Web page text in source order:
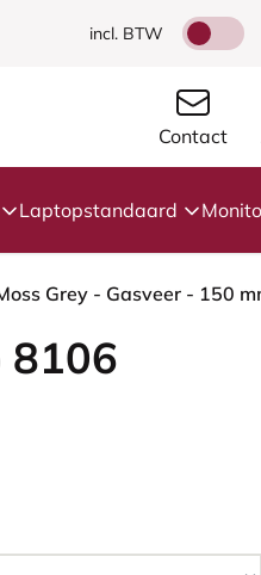
incl. BTW
Contact
Laptopstandaard
8106